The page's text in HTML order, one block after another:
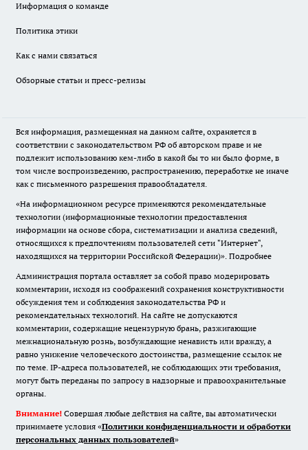
Информация о команде
Политика этики
Как с нами связаться
Обзорные статьи и пресс-релизы
Вся информация, размещенная на данном сайте, охраняется в
соответствии с законодательством РФ об авторском праве и не
подлежит использованию кем-либо в какой бы то ни было форме, в
том числе воспроизведению, распространению, переработке не иначе
как с письменного разрешения правообладателя.
«На информационном ресурсе применяются рекомендательные
технологии (информационные технологии предоставления
информации на основе сбора, систематизации и анализа сведений,
относящихся к предпочтениям пользователей сети "Интернет",
находящихся на территории Российской Федерации)». Подробнее
Администрация портала оставляет за собой право модерировать
комментарии, исходя из соображений сохранения конструктивности
обсуждения тем и соблюдения законодательства РФ и
рекомендательных технологий. На сайте не допускаются
комментарии, содержащие нецензурную брань, разжигающие
межнациональную рознь, возбуждающие ненависть или вражду, а
равно унижение человеческого достоинства, размещение ссылок не
по теме. IP-адреса пользователей, не соблюдающих эти требования,
могут быть переданы по запросу в надзорные и правоохранительные
органы.
Внимание! Совершая любые действия на сайте, вы автоматически
принимаете условия «Политики конфиденциальности и обработки
персональных данных пользователей»